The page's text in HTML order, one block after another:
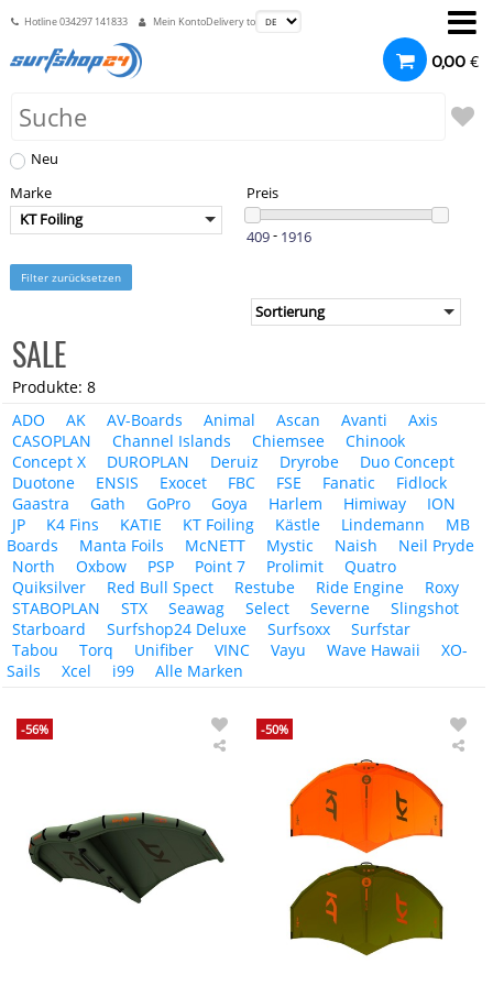
Hotline034297 141833 Mein KontoDelivery to
0,00 €
Neu
Marke
KT Foiling
Preis
-
Filter zurücksetzen
SALE
Produkte: 8
ADO
AK AV-Boards Animal Ascan Avanti
Axis
CASOPLAN
Channel Islands Chiemsee
Chinook
Concept X
DUROPLAN Deruiz Dryrobe
Duo Concept
Duotone
ENSIS Exocet FBC FSE Fanatic
Fidlock
Gaastra
Gath GoPro Goya Harlem Himiway
ION
JP
K4 Fins KATIE KT Foiling Kästle Lindemann
MB
Boards
Manta Foils McNETT Mystic Naish
Neil Pryde
North
Oxbow PSP Point 7 Prolimit
Quatro
Quiksilver
Red Bull Spect Restube Ride Engine
Roxy
STABOPLAN
STX Seawag Select Severne
Slingshot
Starboard
Surfshop24 Deluxe Surfsoxx
Surfstar
Tabou
Torq Unifiber VINC Vayu Wave Hawaii
XO-
Sails
Xcel i99 Alle Marken
-56% -50%